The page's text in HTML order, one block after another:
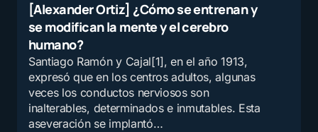
[Alexander Ortiz] ¿Cómo se entrenan y
se modifican la mente y el cerebro
humano?
Santiago Ramón y Cajal[1], en el año 1913,
expresó que en los centros adultos, algunas
veces los conductos nerviosos son
inalterables, determinados e inmutables. Esta
aseveración se implantó…